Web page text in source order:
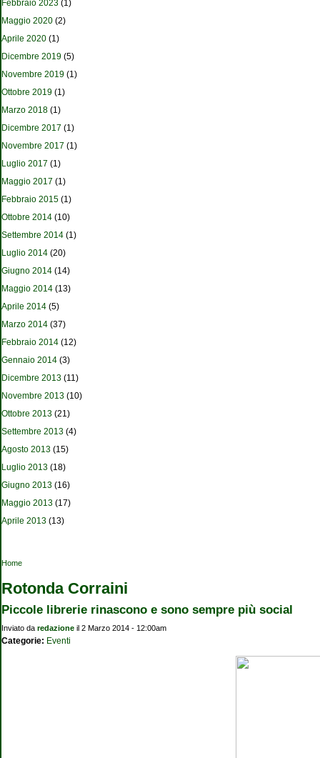
Febbraio 2023 (1)
Maggio 2020 (2)
Aprile 2020 (1)
Dicembre 2019 (5)
Novembre 2019 (1)
Ottobre 2019 (1)
Marzo 2018 (1)
Dicembre 2017 (1)
Novembre 2017 (1)
Luglio 2017 (1)
Maggio 2017 (1)
Febbraio 2015 (1)
Ottobre 2014 (10)
Settembre 2014 (1)
Luglio 2014 (20)
Giugno 2014 (14)
Maggio 2014 (13)
Aprile 2014 (5)
Marzo 2014 (37)
Febbraio 2014 (12)
Gennaio 2014 (3)
Dicembre 2013 (11)
Novembre 2013 (10)
Ottobre 2013 (21)
Settembre 2013 (4)
Agosto 2013 (15)
Luglio 2013 (18)
Giugno 2013 (16)
Maggio 2013 (17)
Aprile 2013 (13)
Tu sei qui
Home
Rotonda Corraini
Piccole librerie rinascono e sono sempre più social
Inviato da redazione il 2 Marzo 2014 - 12:00am
Categorie: Eventi